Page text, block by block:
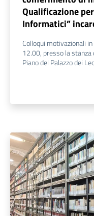
Qualificazione
Informatici”
Colloqui motivazionali
12.00, presso la
Piano del Palazzo dei